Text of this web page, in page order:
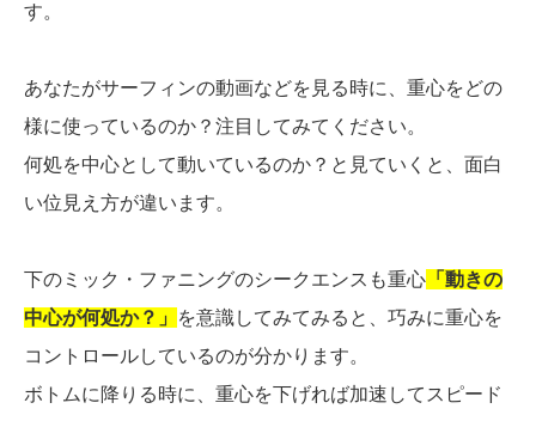
す。
あなたがサーフィンの動画などを見る時に、重心をどの
様に使っているのか？注目してみてください。
何処を中心として動いているのか？と見ていくと、面白
い位見え方が違います。
下のミック・ファニングのシークエンスも重心 「動きの
中心が何処か？」
を意識してみてみると、巧みに重心を
コントロールしているのが分かります。
ボトムに降りる時に、重心を下げれば加速してスピード